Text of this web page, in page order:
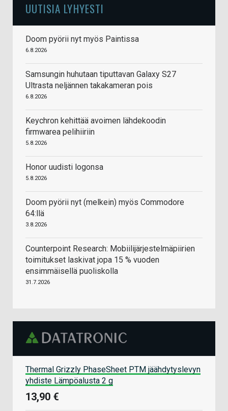
UUTISIA LYHYESTI
Doom pyörii nyt myös Paintissa
6.8.2026
Samsungin huhutaan tiputtavan Galaxy S27
Ultrasta neljännen takakameran pois
6.8.2026
Keychron kehittää avoimen lähdekoodin
firmwarea pelihiiriin
5.8.2026
Honor uudisti logonsa
5.8.2026
Doom pyörii nyt (melkein) myös Commodore
64:llä
3.8.2026
Counterpoint Research: Mobiilijärjestelmäpiirien
toimitukset laskivat jopa 15 % vuoden
ensimmäisellä puoliskolla
31.7.2026
Thermal Grizzly PhaseSheet PTM jäähdytyslevyn
yhdiste Lämpöalusta 2 g
13,90 €